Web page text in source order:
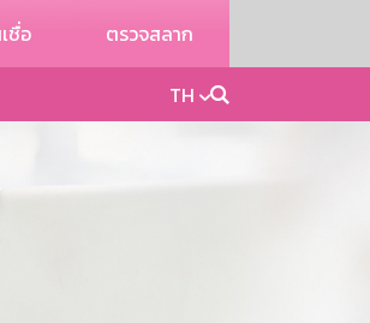
ชื่อ ตรวจสลาก
TH